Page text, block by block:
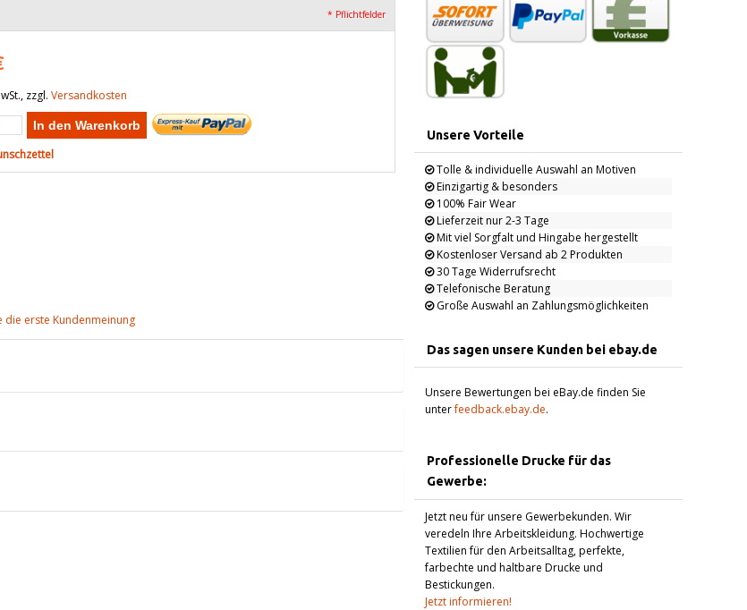
* Pflichtfelder
zzgl.Versandkosten
In den Warenkorb
die erste Kundenmeinung
Unsere Vorteile
Tolle & individuelle Auswahl an Motiven
Einzigartig & besonders
100% Fair Wear
Lieferzeit nur 2-3 Tage
Mit viel Sorgfalt und Hingabe hergestellt
Kostenloser Versand ab 2 Produkten
30 Tage Widerrufsrecht
Telefonische Beratung
Große Auswahl an Zahlungsmöglichkeiten
Das sagen unsere Kunden bei ebay.de
Unsere Bewertungen bei eBay.de finden Sie
unterfeedback.ebay.de.
Professionelle Drucke für das
Gewerbe:
Jetzt neu für unsere Gewerbekunden. Wir
veredeln Ihre Arbeitskleidung. Hochwertige
Textilien für den Arbeitsalltag, perfekte,
farbechte und haltbare Drucke und
Bestickungen.
Jetzt informieren!